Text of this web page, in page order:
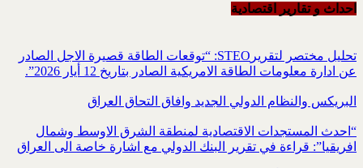
احداث و تقاریر اقتصادیة
تحليل مختصر لتقريرSTEO‏: “توقعات الطاقة قصيرة الاجل الصادر
عن ادارة معلومات الطاقة الامريكية ‏الصادر بتاريخ 12 أيار 2026”.‏
البريكس والنظام الدولي الجديد وافاق التحاق العراق
“احدث المستجدات الاقتصادية لمنطقة الشرق الاوسط وشمال
افريقيا”: قراءة في تقرير البنك الدولي مع اشارة خاصة الى العراق